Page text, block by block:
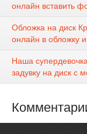
онлайн вставить
Обложка на диск
онлайн в обложку
Наша
задувку на диск с